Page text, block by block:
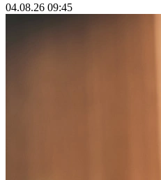
04.08.26 09:45